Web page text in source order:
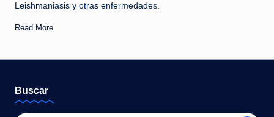
s
t
t
e
Leishmaniasis y otras enfermedades.
Read More
Buscar